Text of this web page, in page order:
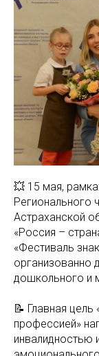
💥 15 мая,
Регионального
Астраханской
«Россия –
«Фестиваль
организованно
дошкольного и
📝 Главная
профессией»
инвалидностью